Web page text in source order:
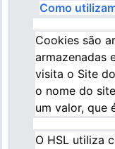
Como
Cookies são
armazenadas
visita o Site
o nome do
um valor, que
O HSL utiliza